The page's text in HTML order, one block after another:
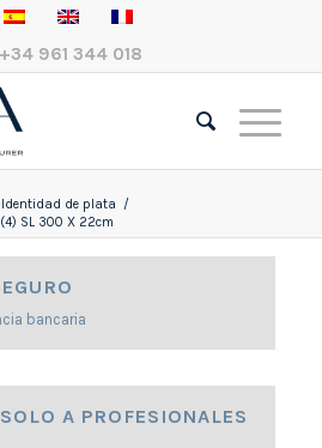
+34 961 344 018
Identidad de plata
/
SL 300 X 22cm
bancaria
A PROFESIONALES